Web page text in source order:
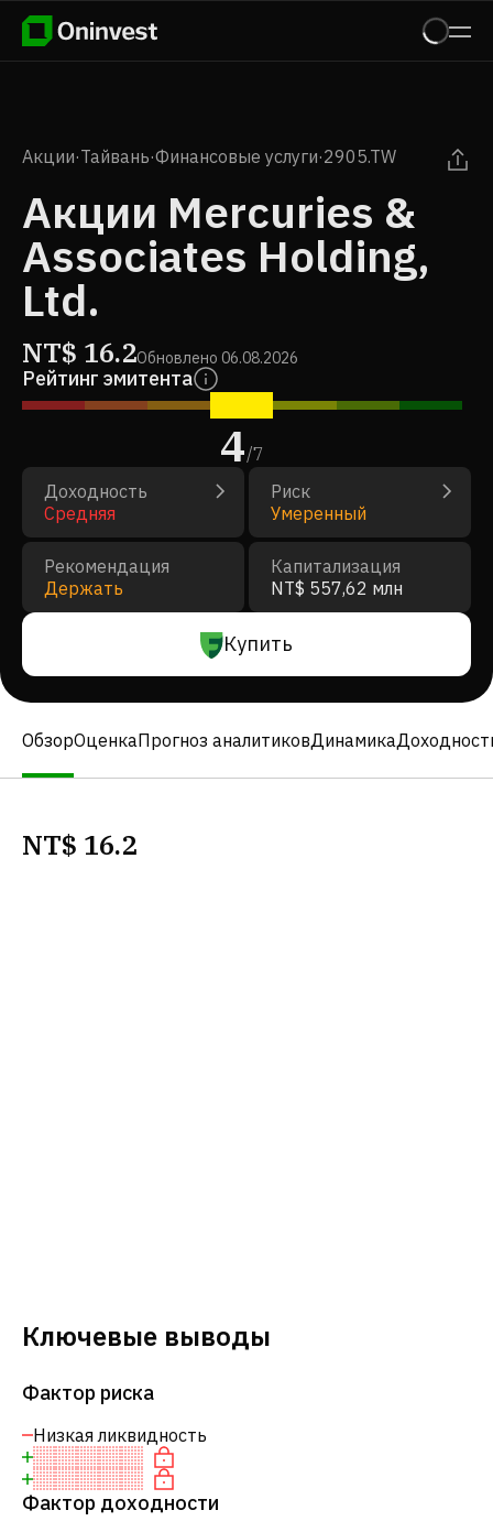
Акции·Тайвань·Финансовые услуги·2905.TW
Акции Mercuries &
Associates Holding,
Ltd.
NT$ 16.2Обновлено 06.08.2026
Рейтинг эмитента
4/7
Доходность
Средняя
Риск
Умеренный
Рекомендация
Держать
Капитализация
NT$ 557,62 млн
Купить
ОбзорОценкаПрогноз аналитиковДинамика
NT$ 16.2
Ключевые выводы
Фактор риска
Низкая ликвидность
Фактор доходности